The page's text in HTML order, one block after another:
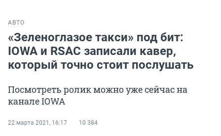
АВТО
«Зеленоглазое такси» под бит:
IOWA и RSAC записали кавер,
который точно стоит послушать
Посмотреть ролик можно уже сейчас на
канале IOWA
22 марта 2021, 16:17 10 384